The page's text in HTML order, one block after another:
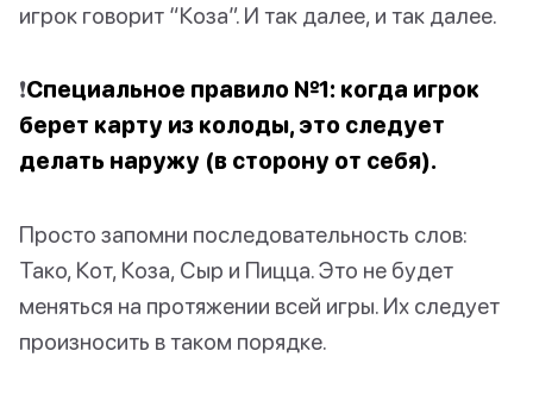
игрок говорит “Коза”. И так далее, и так далее.
❗️Специальное правило №1: когда игрок
берет карту из колоды, это следует
делать наружу (в сторону от себя).
Просто запомни последовательность слов:
Тако, Кот, Коза, Сыр и Пицца. Это не будет
меняться на протяжении всей игры. Их следует
произносить в таком порядке.